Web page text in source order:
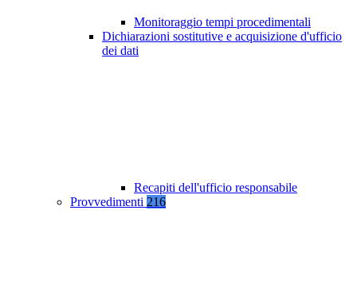
Monitoraggio tempi procedimentali
Dichiarazioni sostitutive e acquisizione d'ufficio
dei dati
Recapiti dell'ufficio responsabile
Provvedimenti 216